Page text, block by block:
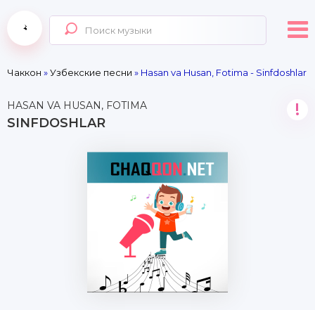
Чаккон »Узбекские песни » Hasan va Husan, Fotima - Sinfdoshlar
HASAN VA HUSAN, FOTIMA
SINFDOSHLAR
!